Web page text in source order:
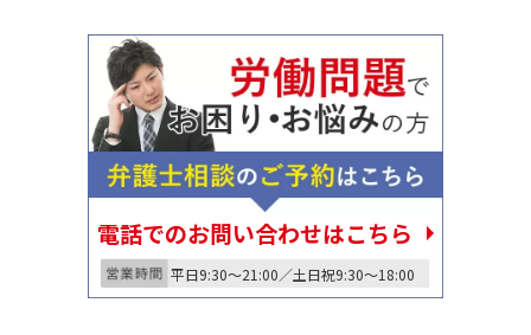
電話でのお問い合わせはこちら
平日9:30〜21:00／土日祝9:30〜18:00